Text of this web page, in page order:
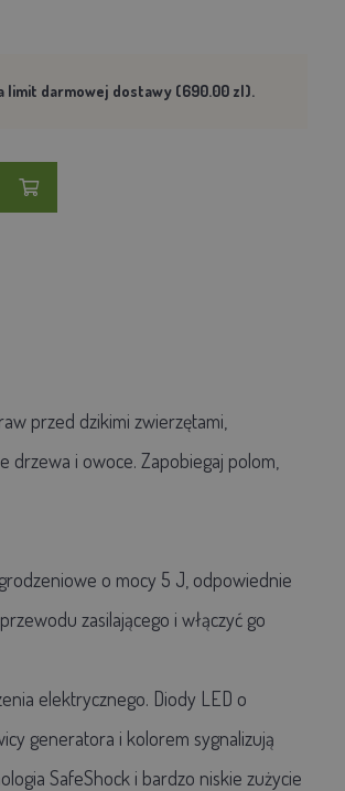
limit darmowej dostawy (690.00 zl).
przed dzikimi zwierzętami,
drzewa i owoce. Zapobiegaj polom,
o mocy 5 J, odpowiednie
zasilającego i włączyć go
elektrycznego. Diody LED o
generatora i kolorem sygnalizują
SafeShock i bardzo niskie zużycie